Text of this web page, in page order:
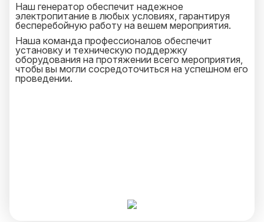
Наш генератор обеспечит надежное
электропитание в любых условиях, гарантируя
бесперебойную работу на вешем мероприятия.
Наша команда профессионалов обеспечит
установку и техническую поддержку
оборудования на протяжении всего мероприятия,
чтобы вы могли сосредоточиться на успешном его
проведении.